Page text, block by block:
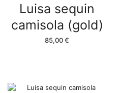
Luisa sequin
camisola (gold)
85,00€